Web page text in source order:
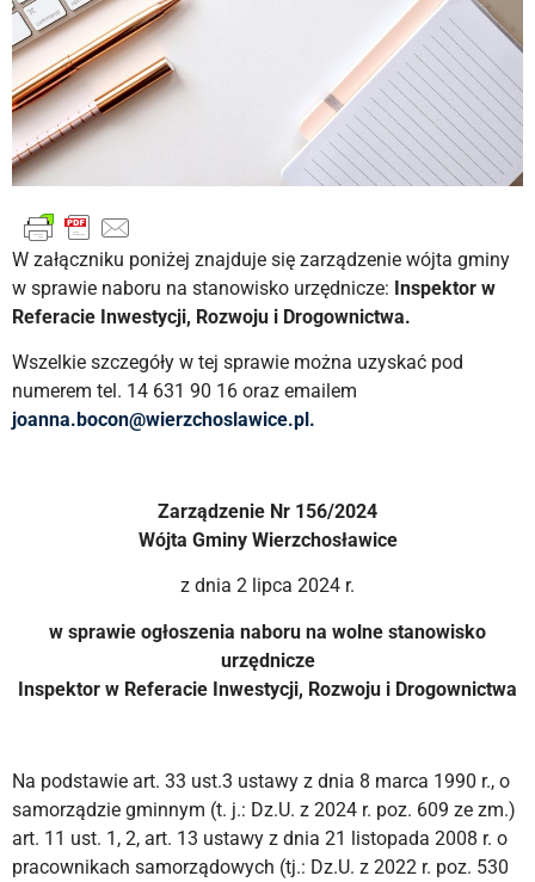
W załączniku poniżej znajduje się zarządzenie wójta gminy
w sprawie naboru na stanowisko urzędnicze: Inspektor w
Referacie Inwestycji, Rozwoju i Drogownictwa.
Wszelkie szczegóły w tej sprawie można uzyskać pod
numerem tel. 14 631 90 16 oraz emailem
joanna.bocon@wierzchoslawice.pl.
Zarządzenie Nr 156/2024
Wójta Gminy Wierzchosławice
z dnia 2 lipca 2024 r.
w sprawie ogłoszenia naboru na wolne stanowisko
urzędnicze
Inspektor w Referacie Inwestycji, Rozwoju i Drogownictwa
Na podstawie art. 33 ust.3 ustawy z dnia 8 marca 1990 r., o
samorządzie gminnym (t. j.: Dz.U. z 2024 r. poz. 609 ze zm.)
art. 11 ust. 1, 2, art. 13 ustawy z dnia 21 listopada 2008 r. o
pracownikach samorządowych (tj.: Dz.U. z 2022 r. poz. 530